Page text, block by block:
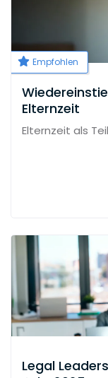
Empfohlen
Elternzeit
Elternzeit als
Legal